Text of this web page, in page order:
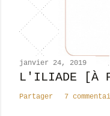
m
n
t
i
janvier 24, 2019
L'ILIADE [À
Partager 7